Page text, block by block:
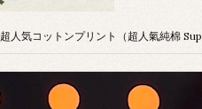
超人気コットンプリント（超人氣純棉